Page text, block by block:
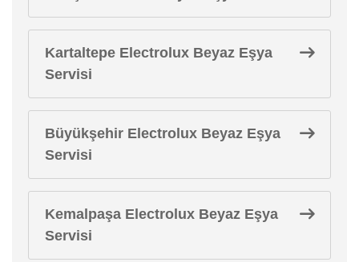
Kartaltepe Electrolux Beyaz Eşya
Servisi
Büyükşehir Electrolux Beyaz Eşya
Servisi
Kemalpaşa Electrolux Beyaz Eşya
Servisi